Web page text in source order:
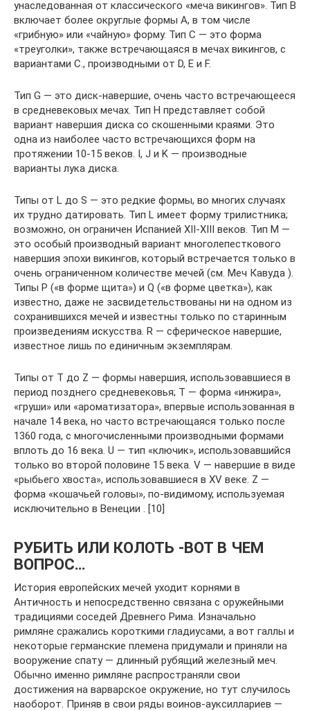
унаследованная от классического «меча викингов». Тип B
включает более округлые формы A, в том числе
«грибную» или «чайную» форму. Тип C — это форма
«треуголки», также встречающаяся в мечах викингов, с
вариантами C., производными от D, E и F.
Тип G — это диск-навершие, очень часто встречающееся
в средневековых мечах. Тип H представляет собой
вариант навершия диска со скошенными краями. Это
одна из наиболее часто встречающихся форм на
протяжении 10-15 веков. I, J и K — производные
варианты лука диска.
Типы от L до S — это редкие формы, во многих случаях
их трудно датировать. Тип L имеет форму трилистника;
возможно, он ограничен Испанией XII-XIII веков. Тип M —
это особый производный вариант многолепесткового
навершия эпохи викингов, который встречается только в
очень ограниченном количестве мечей (см. Меч Кавуда ).
Типы P («в форме щита») и Q («в форме цветка»), как
известно, даже не засвидетельствованы ни на одном из
сохранившихся мечей и известны только по старинным
произведениям искусства. R — сферическое навершие,
известное лишь по единичным экземплярам.
Типы от T до Z — формы навершия, использовавшиеся в
период позднего средневековья; T — форма «инжира»,
«груши» или «ароматизатора», впервые использованная в
начале 14 века, но часто встречающаяся только после
1360 года, с многочисленными производными формами
вплоть до 16 века. U — тип «ключик», использовавшийся
только во второй половине 15 века. V — навершие в виде
«рыбьего хвоста», использовавшиеся в XV веке. Z —
форма «кошачьей головы», по-видимому, используемая
исключительно в Венеции . [10]
РУБИТЬ ИЛИ КОЛОТЬ -ВОТ В ЧЕМ
ВОПРОС…
История европейских мечей уходит корнями в
Античность и непосредственно связана с оружейными
традициями соседей Древнего Рима. Изначально
римляне сражались короткими гладиусами, а вот галлы и
некоторые германские племена придумали и приняли на
вооружение спату — длинный рубящий железный меч.
Обычно именно римляне распространяли свои
достижения на варварское окружение, но тут случилось
наоборот. Приняв в свои ряды воинов-ауксиллариев —